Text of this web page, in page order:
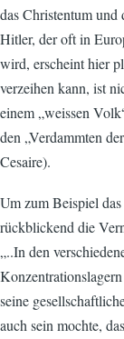
das Christentum und
Hitler, der oft in
wird, erscheint hier
verzeihen kann, ist
einem „weissen
den „Verdammten
Cesaire).
Um zum Beispiel
rückblickend die
„..In den
seine
auch sein mochte,